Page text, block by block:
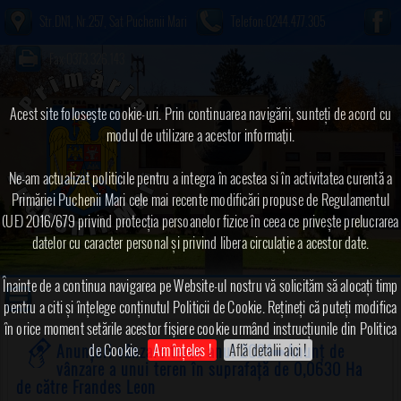
Acest site foloseşte cookie-uri. Prin continuarea navigării, sunteți de acord cu
modul de utilizare a acestor informaţii.
Ne-am actualizat politicile pentru a integra în acestea si în activitatea curentă a
Primăriei Puchenii Mari cele mai recente modificări propuse de Regulamentul
(UE) 2016/679 privind protecția persoanelor fizice în ceea ce privește prelucrarea
datelor cu caracter personal și privind libera circulație a acestor date.
Înainte de a continua navigarea pe Website-ul nostru vă solicităm să alocați timp
pentru a citi și înțelege conținutul Politicii de Cookie. Rețineți că puteți modifica
în orice moment setările acestor fişiere cookie urmând instrucțiunile din Politica
de Cookie. Am înțeles ! Află detalii aici !
Telefon:0244.477.305
Anunțuri vânzare teren anul 2024➠Anunț de
vânzare a unui teren în suprafață de 0,0630 Ha
de către Frandes Leon